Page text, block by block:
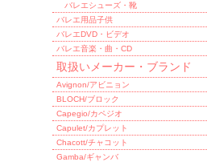
バレエシューズ・靴
バレエ用品子供
バレエDVD・ビデオ
バレエ音楽・曲・CD
取扱いメーカー・ブランド
Avignon/アビニョン
BLOCH/ブロック
Capegio/カペジオ
Capulet/カプレット
Chacott/チャコット
Gamba/ギャンバ